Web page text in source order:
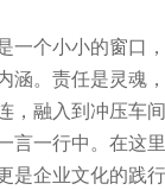
一个小小的窗口
涵。责任是灵魂
，融入到冲压车
言一行中。在这
是企业文化的践行